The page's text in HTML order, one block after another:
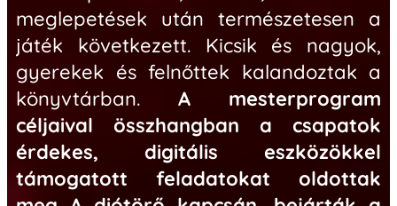
meglepetések után természetesen a
játék következett. Kicsik és nagyok,
gyerekek és felnőttek kalandoztak a
könyvtárban. A mesterprogram
céljaival összhangban a csapatok
érdekes, digitális eszközökkel
támogatott feladatokat oldottak